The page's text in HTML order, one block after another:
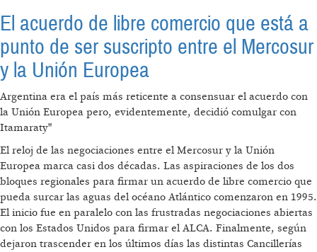
El acuerdo de libre comercio que está a
punto de ser suscripto entre el Mercosur
y la Unión Europea
Argentina era el país más reticente a consensuar el acuerdo con
la Unión Europea pero, evidentemente, decidió comulgar con
Itamaraty"
El reloj de las negociaciones entre el Mercosur y la Unión
Europea marca casi dos décadas. Las aspiraciones de los dos
bloques regionales para firmar un acuerdo de libre comercio que
pueda surcar las aguas del océano Atlántico comenzaron en 1995.
El inicio fue en paralelo con las frustradas negociaciones abiertas
con los Estados Unidos para firmar el ALCA. Finalmente, según
dejaron trascender en los últimos días las distintas Cancillerías